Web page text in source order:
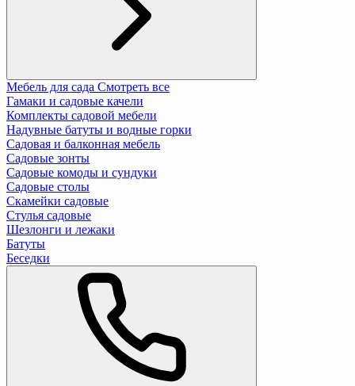
Мебель для сада Смотреть все
Гамаки и садовые качели
Комплекты садовой мебели
Надувные батуты и водные горки
Садовая и балконная мебель
Садовые зонты
Садовые комоды и сундуки
Садовые столы
Скамейки садовые
Стулья садовые
Шезлонги и лежаки
Батуты
Беседки